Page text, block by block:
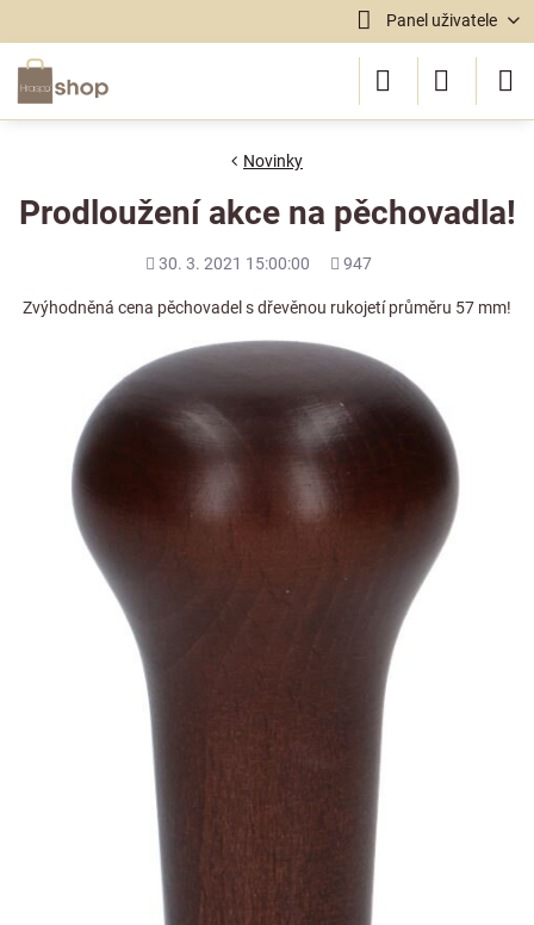
Panel uživatele
Novinky
Prodloužení akce na pěchovadla!
Přidáno
30. 3. 2021 15:00:00
Počet
947
Zvýhodněná cena pěchovadel s dřevěnou rukojetí průměru 57 mm!